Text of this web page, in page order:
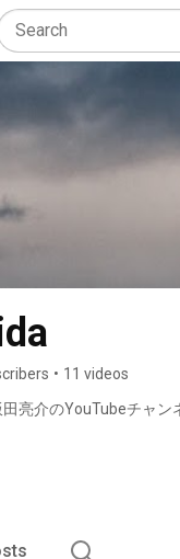
• 11 videos
亮介のYouTubeチャ